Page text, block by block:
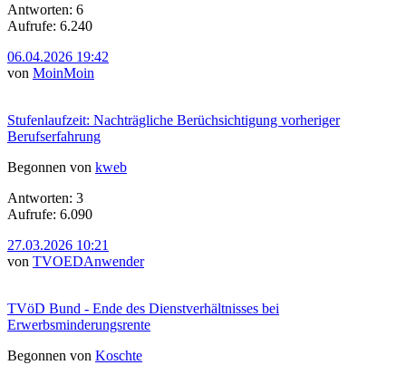
Antworten: 6
Aufrufe: 6.240
06.04.2026 19:42
von MoinMoin
Stufenlaufzeit: Nachträgliche Berüchsichtigung vorheriger
Berufserfahrung
Begonnen von kweb
Antworten: 3
Aufrufe: 6.090
27.03.2026 10:21
von TVOEDAnwender
TVöD Bund - Ende des Dienstverhältnisses bei
Erwerbsminderungsrente
Begonnen von Koschte